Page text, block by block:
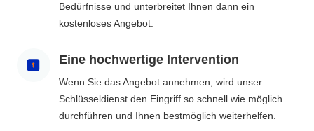
Bedürfnisse und unterbreitet Ihnen dann ein
kostenloses Angebot.
Eine hochwertige Intervention
Wenn Sie das Angebot annehmen, wird unser
Schlüsseldienst den Eingriff so schnell wie möglich
durchführen und Ihnen bestmöglich weiterhelfen.